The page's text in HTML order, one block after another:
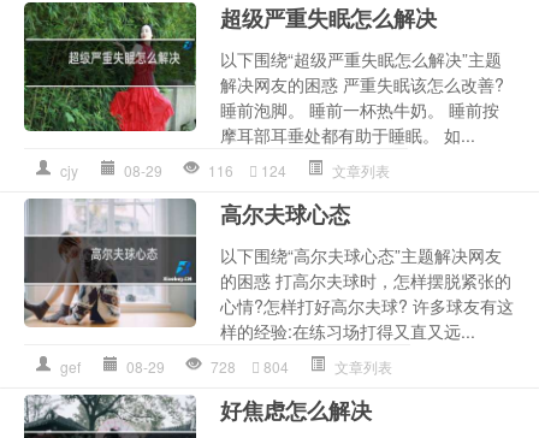
超级严重失眠怎么解决
以下围绕“超级严重失眠怎么解决”主题
解决网友的困惑 严重失眠该怎么改善?
睡前泡脚。 睡前一杯热牛奶。 睡前按
摩耳部耳垂处都有助于睡眠。 如...
cjy 08-29 116 124 文章列表
高尔夫球心态
以下围绕“高尔夫球心态”主题解决网友
的困惑 打高尔夫球时，怎样摆脱紧张的
心情?怎样打好高尔夫球? 许多球友有这
样的经验:在练习场打得又直又远...
gef 08-29 728 804 文章列表
好焦虑怎么解决